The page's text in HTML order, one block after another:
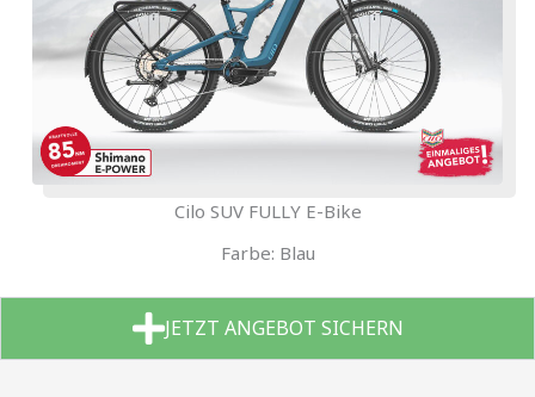
Cilo SUV FULLY E-Bike
Farbe: Blau
JETZT ANGEBOT SICHERN